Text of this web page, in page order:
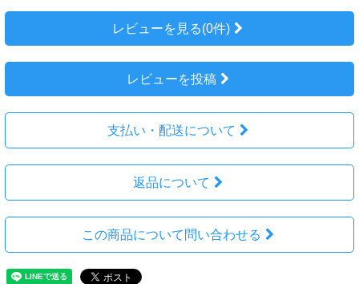
レビューを見る(0件)
レビューを投稿
支払い・配送について
返品について
この商品について問い合わせる